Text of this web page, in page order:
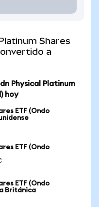
Shares
a
Physical Platinum
hoy
ETF (Ondo
ETF (Ondo
ETF (Ondo
Británica